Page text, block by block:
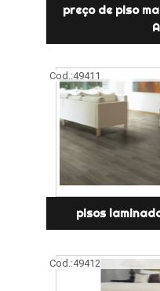
preço de piso
Cod.:49411
pisos
Cod.:49412